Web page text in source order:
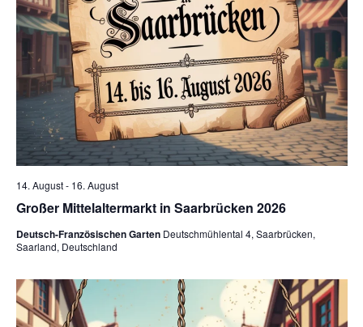
Großer Mittelaltermarkt in Saarbrücken 2026
14. August- 16. August
Deutsch-Französischen Garten Deutschmühlental 4, Saarbrücken,
Saarland, Deutschland